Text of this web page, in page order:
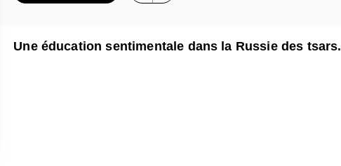
Une éducation sentimentale dans la Russie des tsars.